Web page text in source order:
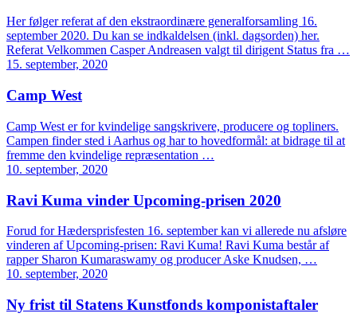
Her følger referat af den ekstraordinære generalforsamling 16.
september 2020. Du kan se indkaldelsen (inkl. dagsorden) her.
Referat Velkommen Casper Andreasen valgt til dirigent Status fra …
15. september, 2020
Camp West
Camp West er for kvindelige sangskrivere, producere og topliners.
Campen finder sted i Aarhus og har to hovedformål: at bidrage til at
fremme den kvindelige repræsentation …
10. september, 2020
Ravi Kuma vinder Upcoming-prisen 2020
Forud for Hædersprisfesten 16. september kan vi allerede nu afsløre
vinderen af Upcoming-prisen: Ravi Kuma! Ravi Kuma består af
rapper Sharon Kumaraswamy og producer Aske Knudsen, …
10. september, 2020
Ny frist til Statens Kunstfonds komponistaftaler